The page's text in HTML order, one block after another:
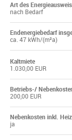
Art des
nach Bedarf
Endenergiebedarf
ca. 47 kWh/(m²a)
Kaltmiete
1.030,00 EUR
Betriebs-/
200,00 EUR
Nebenkosten inkl.
ja